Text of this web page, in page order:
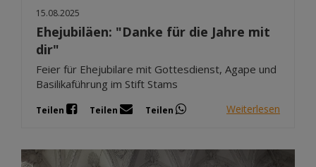
15.08.2025
Ehejubiläen: "Danke für die Jahre mit
dir"
Feier für Ehejubilare mit Gottesdienst, Agape und
Basilikaführung im Stift Stams
Teilen Teilen Teilen Weiterlesen